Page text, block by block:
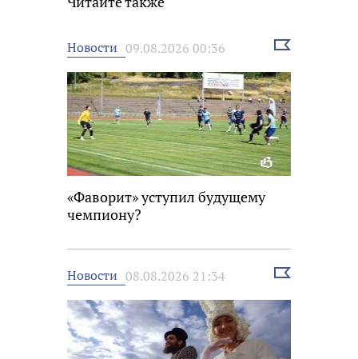
Новости 09.08.2026 00:36
Выбрать
«Фаворит» уступил будущему
чемпиону?
Новости 08.08.2026 21:34
Выбрать